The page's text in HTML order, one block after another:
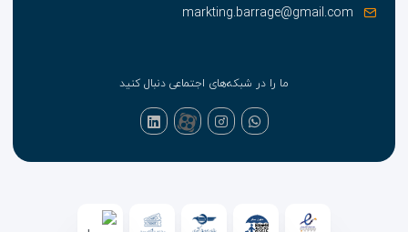
markting.barrage@gmail.com
ما را در شبکه‌های اجتماعی دنبال کنید